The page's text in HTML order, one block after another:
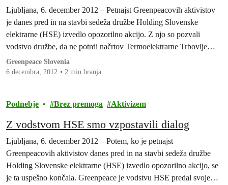
Ljubljana, 6. december 2012 – Petnajst Greenpeacovih aktivistov
je danes pred in na stavbi sedeža družbe Holding Slovenske
elektrarne (HSE) izvedlo opozorilno akcijo. Z njo so pozvali
vodstvo družbe, da ne potrdi načrtov Termoelektrarne Trbovlje
(TET), ki želi še nadaljnjih trideset let za proizvodnjo električen
energije uporabljati premog.
Greenpeace Slovenia
6 decembra, 2012
2 min branja
Podnebje Brez premoga Aktivizem
Z vodstvom HSE smo vzpostavili dialog
Ljubljana, 6. december 2012 – Potem, ko je petnajst
Greenpeacovih aktivistov danes pred in na stavbi sedeža družbe
Holding Slovenske elektrarne (HSE) izvedlo opozorilno akcijo, se
je ta uspešno končala. Greenpeace je vodstvu HSE predal svoje